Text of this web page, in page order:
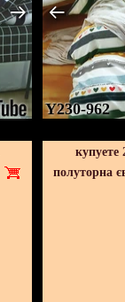
Y230-962
купуете
полуторна